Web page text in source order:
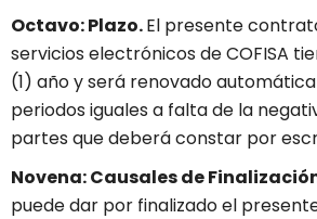
Octavo: Plazo.El presente
servicios electrónicos de COFISA
(1) año y será renovado
periodos iguales a falta de la
partes que deberá constar por
Novena: Causales de
puede dar por finalizado el